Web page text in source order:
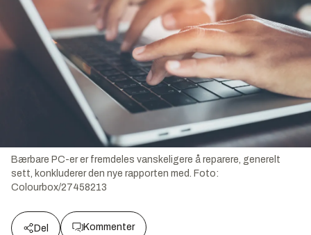
Bærbare PC-er er fremdeles vanskeligere å reparere, generelt
sett, konkluderer den nye rapporten med. Foto:
Colourbox/27458213
Del Kommenter